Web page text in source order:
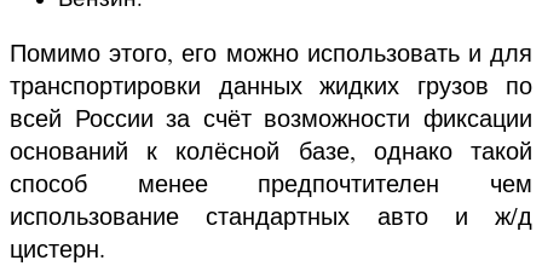
Помимо этого, его можно использовать и для
транспортировки данных жидких грузов по
всей России за счёт возможности фиксации
оснований к колёсной базе, однако такой
способ менее предпочтителен чем
использование стандартных авто и ж/д
цистерн.